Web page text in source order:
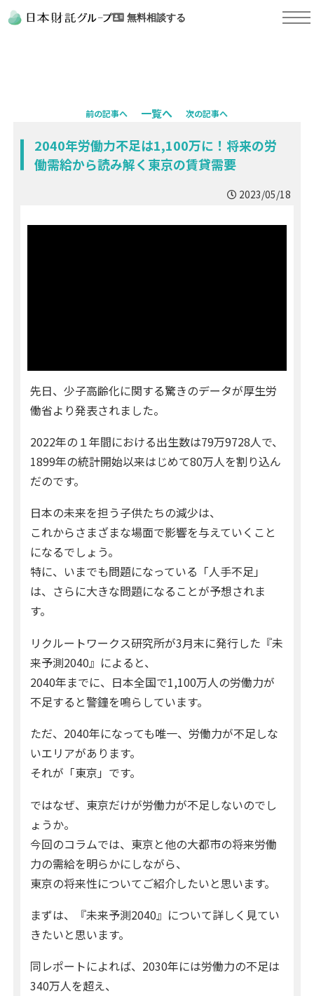
無料相談する
前の記事へ 一覧へ 次の記事へ
2040年労働力不足は1,100万に！将来の労
働需給から読み解く東京の賃貸需要
2023/05/18
先日、少子高齢化に関する驚きのデータが厚生労
働省より発表されました。
2022年の１年間における出生数は79万9728人で、
1899年の統計開始以来はじめて80万人を割り込ん
だのです。
日本の未来を担う子供たちの減少は、
これからさまざまな場面で影響を与えていくこと
になるでしょう。
特に、いまでも問題になっている「人手不足」
は、さらに大きな問題になることが予想されま
す。
リクルートワークス研究所が3月末に発行した『未
来予測2040』によると、
2040年までに、日本全国で1,100万人の労働力が
不足すると警鐘を鳴らしています。
ただ、2040年になっても唯一、労働力が不足しな
いエリアがあります。
それが「東京」です。
ではなぜ、東京だけが労働力が不足しないのでし
ょうか。
今回のコラムでは、東京と他の大都市の将来労働
力の需給を明らかにしながら、
東京の将来性についてご紹介したいと思います。
まずは、『未来予測2040』について詳しく見てい
きたいと思います。
同レポートによれば、2030年には労働力の不足は
340万人を超え、